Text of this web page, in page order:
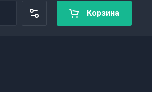
Корзина